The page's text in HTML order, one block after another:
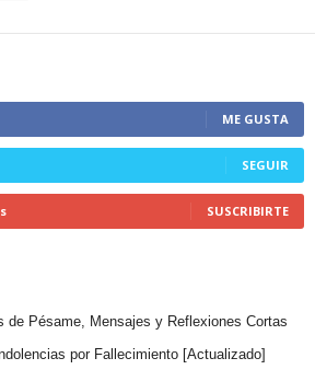
ME GUSTA
SEGUIR
SUSCRIBIRTE
de Pésame, Mensajes y Reflexiones Cortas
por Fallecimiento [Actualizado]